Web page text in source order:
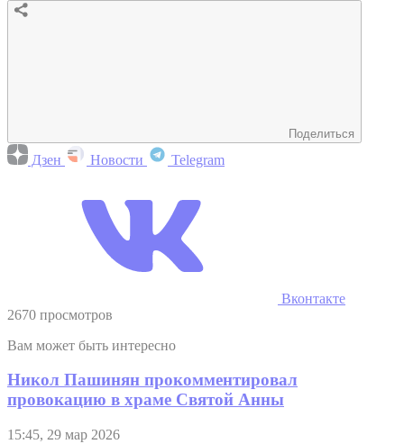
Поделиться
Дзен Новости Telegram
Вконтакте
2670 просмотров
Вам может быть интересно
Никол Пашинян прокомментировал
провокацию в храме Святой Анны
15:45, 29 мар 2026